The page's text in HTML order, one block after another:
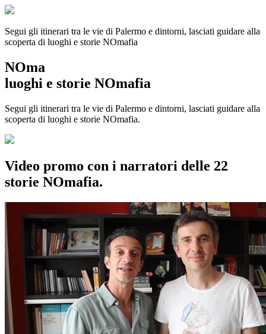
Segui gli itinerari tra le vie di Palermo e dintorni, lasciati guidare alla
scoperta di luoghi e storie NOmafia
NOma
luoghi e storie NOmafia
Segui gli itinerari tra le vie di Palermo e dintorni, lasciati guidare alla
scoperta di luoghi e storie NOmafia.
Video promo con i narratori delle 22
storie NOmafia.